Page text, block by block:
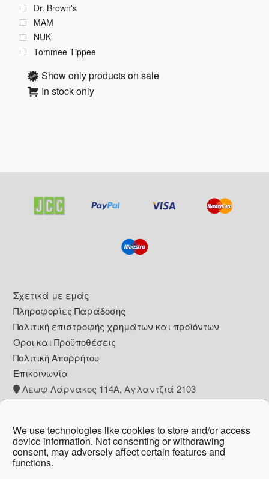
We use technologies like cookies to store and/or access
device information. Not consenting or withdrawing
consent, may adversely affect certain features and
functions.
Dr. Brown's
MAM
NUK
Tommee Tippee
Show only products on sale
In stock only
Footer
Σχετικά με εμάς
Πληροφορίες Παράδοσης
Πολιτική επιστροφής χρημάτων και προϊόντων
Όροι και Προϋποθέσεις
Πολιτική Απορρήτου
Επικοινωνία
Λεωφ Λάρνακος 114Α, Αγλαντζιά 2103